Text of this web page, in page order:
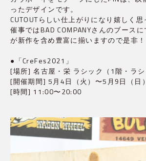
ったデザインです。
CUTOUTらしい仕上がりになり嬉しく思
催事ではBAD COMPANYさんのブースに
が新作を含め豊富に揃いますので是非！
●「CreFes2021」
[場所] 名古屋・栄 ラシック（1階・ラシ
[開催期間] 5月4日（火）〜5月9日（日
[時間] 11:00〜20:00